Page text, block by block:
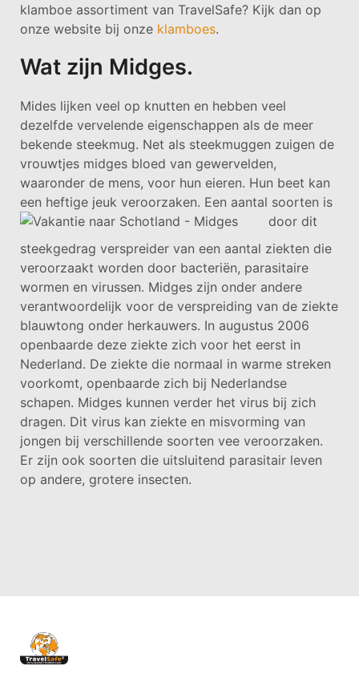
klamboe assortiment van TravelSafe? Kijk dan op
onze website bij onze klamboes.
Wat zijn Midges.
Mides lijken veel op knutten en hebben veel
dezelfde vervelende eigenschappen als de meer
bekende steekmug. Net als steekmuggen zuigen de
vrouwtjes midges bloed van gewervelden,
waaronder de mens, voor hun eieren. Hun beet kan
een heftige jeuk veroorzaken. Een aantal soorten is
door dit
steekgedrag verspreider van een aantal ziekten die
veroorzaakt worden door bacteriën, parasitaire
wormen en virussen. Midges zijn onder andere
verantwoordelijk voor de verspreiding van de ziekte
blauwtong onder herkauwers. In augustus 2006
openbaarde deze ziekte zich voor het eerst in
Nederland. De ziekte die normaal in warme streken
voorkomt, openbaarde zich bij Nederlandse
schapen. Midges kunnen verder het virus bij zich
dragen. Dit virus kan ziekte en misvorming van
jongen bij verschillende soorten vee veroorzaken.
Er zijn ook soorten die uitsluitend parasitair leven
op andere, grotere insecten.